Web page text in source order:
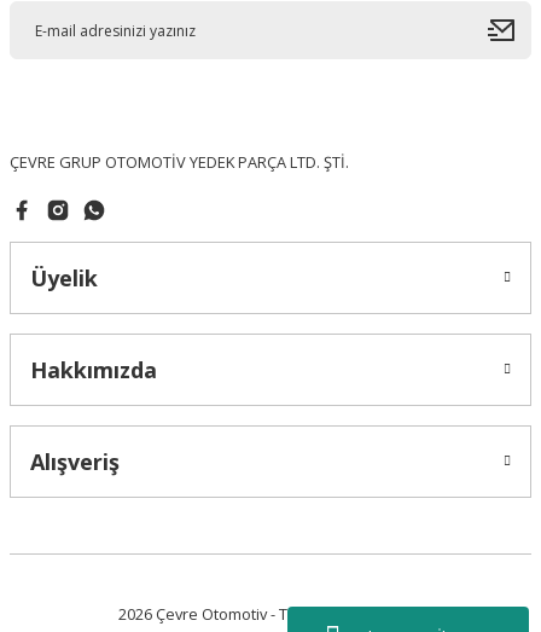
ÇEVRE GRUP OTOMOTİV YEDEK PARÇA LTD. ŞTİ.
Üyelik
Hakkımızda
Alışveriş
2026 Çevre Otomotiv - Tüm Hakları Saklıdır.